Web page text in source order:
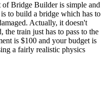
of Bridge Builder is simple and
to build a bridge which has to
Actually, it doesn't
the train just has to pass to the
is $100 and your budget is
a fairly realistic physics